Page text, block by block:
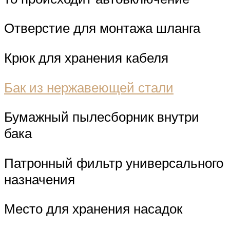
Отверстие для монтажа шланга
Крюк для хранения кабеля
Бак из нержавеющей стали
Бумажный пылесборник внутри
бака
Патронный фильтр универсального
назначения
Место для хранения насадок